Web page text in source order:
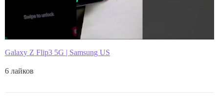
Galaxy Z Flip3 5G | Samsung US
6 лайков